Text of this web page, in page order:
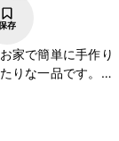
存
家で簡単に手作り
りな一品です。味
レンジも可能です